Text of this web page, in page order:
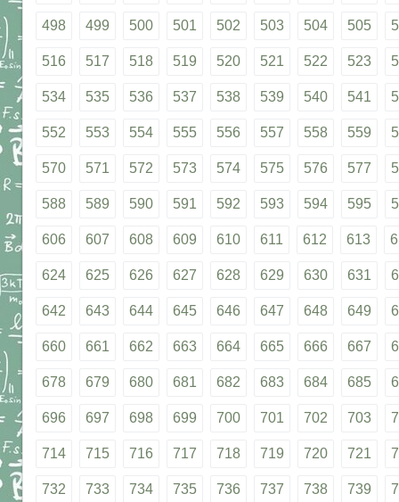
498 499 500 501 502 503 504 505
516 517 518 519 520 521 522 523
534 535 536 537 538 539 540 541
552 553 554 555 556 557 558 559
570 571 572 573 574 575 576 577
588 589 590 591 592 593 594 595
606 607 608 609 610 611 612 613
624 625 626 627 628 629 630 631
642 643 644 645 646 647 648 649
660 661 662 663 664 665 666 667
678 679 680 681 682 683 684 685
696 697 698 699 700 701 702 703
714 715 716 717 718 719 720 721
732 733 734 735 736 737 738 739